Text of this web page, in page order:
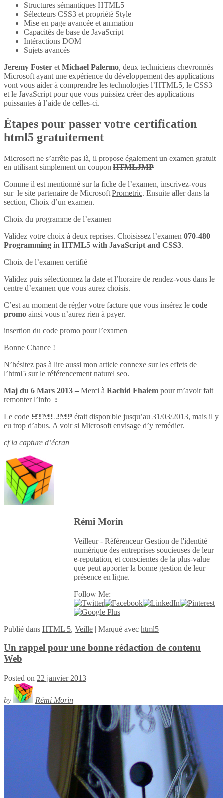
Structures sémantiques HTML5
Sélecteurs CSS3 et propriété Style
Mise en page avancée et animation
Capacités de base de JavaScript
Intéractions DOM
Sujets avancés
Jeremy Foster et Michael Palermo, deux techniciens chevronnés
Microsoft ayant une expérience du développement des applications
vont vous aider à comprendre les technologies l’HTML5, le CSS3
et le JavaScript pour que vous puissiez créer des applications
puissantes à l’aide de celles-ci.
Étapes pour passer votre certification
html5 gratuitement
Microsoft ne s’arrête pas là, il propose également un examen gratuit
en utilisant simplement un coupon HTMLJMP
Comme il est mentionné sur la fiche de l’examen, inscrivez-vous
sur le site partenaire de Microsoft Prometric. Ensuite aller dans la
section, Choix d’un examen.
Choix du programme de l’examen
Validez votre choix à deux reprises. Choisissez l’examen 070-480
Programming in HTML5 with JavaScript and CSS3.
Choix de l’examen certifié
Validez puis sélectionnez la date et l’horaire de rendez-vous dans le
centre d’examen que vous aurez choisis.
C’est au moment de régler votre facture que vous insérez le code
promo ainsi vous n’aurez rien à payer.
insertion du code promo pour l’examen
Bonne Chance !
N’hésitez pas à lire aussi mon article connexe surles effets de
l’html5 sur le référencement naturel seo.
Maj du 6 Mars 2013 – Merci à Rachid Fhaiem pour m’avoir fait
remonter l’info :
Le code HTMLJMP était disponible jusqu’au 31/03/2013, mais il y
eu trop d’abus. A voir si Microsoft envisage d’y remédier.
cf la capture d’écran
Rémi Morin
Veilleur - Référenceur Gestion de l'identité
numérique des entreprises soucieuses de leur
e-reputation, et conscientes de la plus-value
que peut apporter la bonne gestion de leur
présence en ligne.
Follow Me:
Publié dans HTML 5, Veille | Marqué avec html5
Un rappel pour une bonne rédaction de contenu
Web
Posted on 22 janvier 2013
by Rémi Morin